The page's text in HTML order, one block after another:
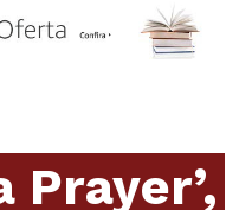
Prayer’,